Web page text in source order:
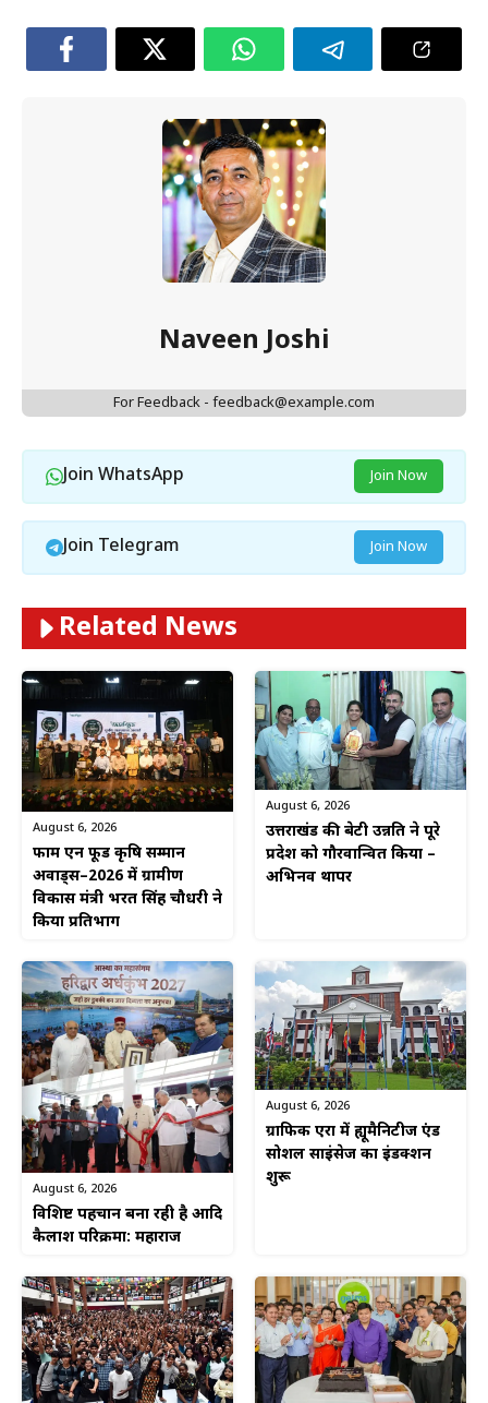
Naveen Joshi
For Feedback - feedback@example.com
Join WhatsApp Join Now
Join Telegram Join Now
Related News
August 6, 2026
फार्म एन फूड कृषि सम्मान
अवार्ड्स–2026 में ग्रामीण
विकास मंत्री भरत सिंह चौधरी ने
किया प्रतिभाग
August 6, 2026
उत्तराखंड की बेटी उन्नति ने पूरे
प्रदेश को गौरवान्वित किया –
अभिनव थापर
August 6, 2026
विशिष्ट पहचान बना रही है आदि
कैलाश परिक्रमा: महाराज
August 6, 2026
ग्राफिक एरा में ह्यूमैनिटीज एंड
सोशल साइंसेज का इंडक्शन
शुरू